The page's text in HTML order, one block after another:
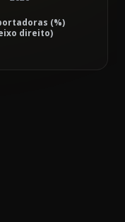
(%)
direito)